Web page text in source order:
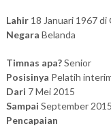
Lahir 18 Januari 1967 di
Negara Belanda
Timnas apa?Senior
Posisinya Pelatih
Dari 7 Mei 2015
Sampai September 2015
Pencapaian